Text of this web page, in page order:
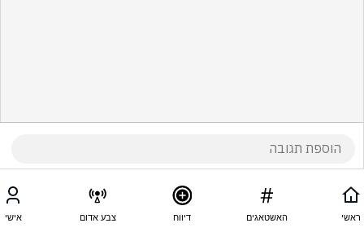
ראשי האשטאגים דיווח צבע אדום אישי